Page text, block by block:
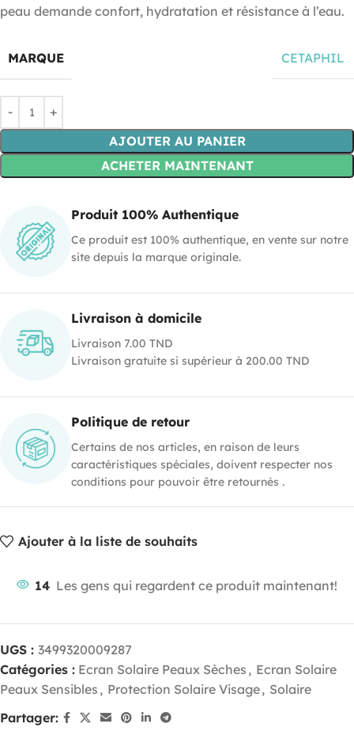
peau demande confort, hydratation et résistance à l’eau.
MARQUE CETAPHIL
AJOUTER AU PANIER
ACHETER MAINTENANT
Produit 100% Authentique
Ce produit est 100% authentique, en vente sur notre
site depuis la marque originale.
Livraison à domicile
Livraison 7.00 TND
Livraison gratuite si supérieur à 200.00 TND
Politique de retour
Certains de nos articles, en raison de leurs
caractéristiques spéciales, doivent respecter nos
conditions pour pouvoir être retournés .
Ajouter à la liste de souhaits
14 Les gens qui regardent ce produit maintenant!
UGS : 3499320009287
Catégories : Ecran Solaire Peaux Sèches , Ecran Solaire
Peaux Sensibles , Protection Solaire Visage, Solaire
Partager: